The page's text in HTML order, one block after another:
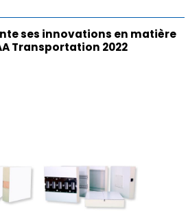
ses innovations en matière
Transportation 2022